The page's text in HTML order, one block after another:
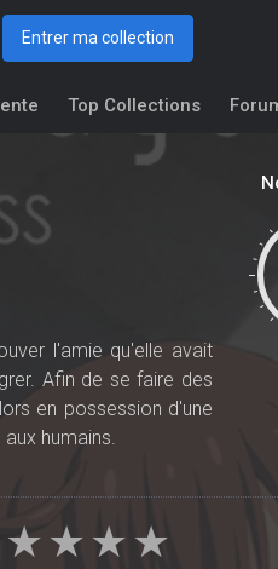
Entrer ma collection
Top Collections
l'amie qu'elle avait
Afin de se faire des
en possession d'une
humains.
Elle y retrouvera
elle sera punie…
★
★
★
★